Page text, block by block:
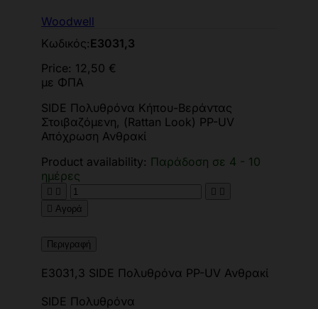
Woodwell
Κωδικός:Ε3031,3
Price: 12,50 €
με ΦΠΑ
SIDE Πολυθρόνα Κήπου-Βεράντας
Στοιβαζόμενη, (Rattan Look) PP-UV
Απόχρωση Ανθρακί
Product availability: Παράδοση σε 4 - 10
ημέρες
   
 Αγορά
Περιγραφή
Ε3031,3 SIDE Πολυθρόνα PP-UV Ανθρακί
SIDE Πολυθρόνα